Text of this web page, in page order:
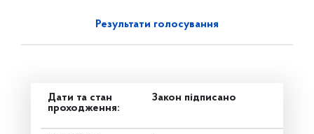
Результати голосування
Дати та стан
проходження:
Закон підписано